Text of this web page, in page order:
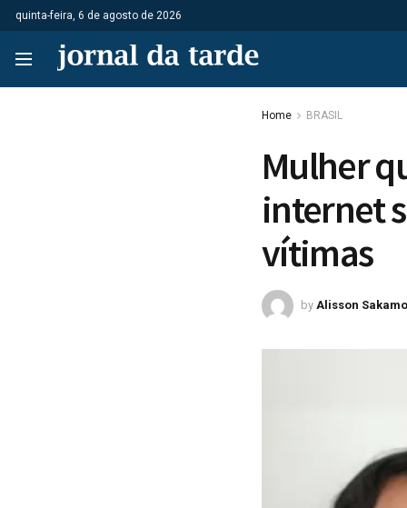
quinta-feira, 6 de agosto de 2026
Home BRASIL
Mulher
internet
vítimas
by Alisson